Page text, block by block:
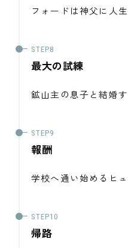
フォードは神父に人
最大の試練
鉱山主の息子と結婚す
報酬
学校へ通い始めるヒュ
帰路